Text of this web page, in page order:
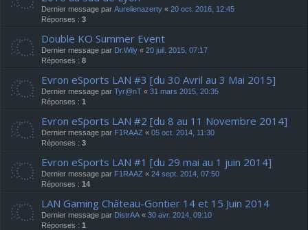
Dernier message par Aurelienazerty « 20 oct. 2016, 12:45
Réponses : 3
Double KO Summer Event
Dernier message par Dr.Wily « 20 juil. 2015, 07:17
Réponses : 8
Evron eSports LAN #3 [du 30 Avril au 3 Mai 2015]
Dernier message par Tyr@nT « 31 mars 2015, 20:35
Réponses : 1
Evron eSports LAN #2 [du 8 au 11 Novembre 2014]
Dernier message par F1RAAZ « 05 oct. 2014, 11:30
Réponses : 3
Evron eSports LAN #1 [du 29 mai au 1 juin 2014]
Dernier message par F1RAAZ « 24 sept. 2014, 07:50
Réponses : 14
LAN Gaming Château-Gontier 14 et 15 Juin 2014
Dernier message par DistrAA « 30 avr. 2014, 09:10
Réponses : 1